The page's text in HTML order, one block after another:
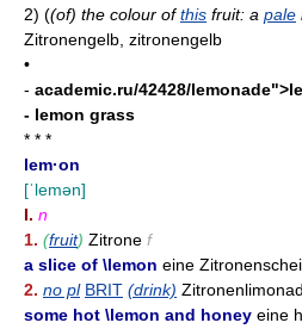
2) ((of) the colour ofthis fruit: a pale
Zitronengelb, zitronengelb
•
- academic.ru/42428/
- lemon grass
* * *
lem·on
[ˈlemən]
I. n
1. (fruit) Zitrone f
a slice of \lemon eine
2. no pl BRIT (drink)
some hot \lemon and honey eine